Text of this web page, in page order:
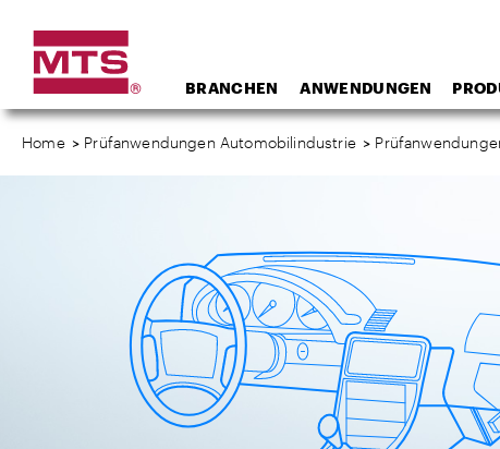
BRANCHEN ANWENDUNGEN
Home > Prüfanwendungen Automobilindustrie >